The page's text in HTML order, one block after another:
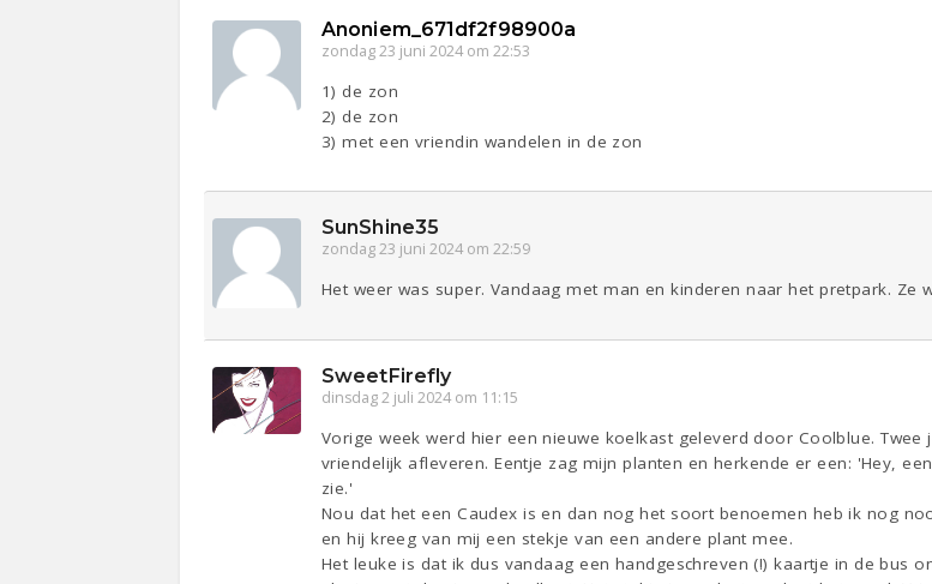
Anoniem_671df2f98900a
zondag 23 juni 2024 om 22:53
1) de zon
2) de zon
3) met een vriendin wandelen in de zon
SunShine35
zondag 23 juni 2024 om 22:59
Het weer was super. Vandaag met man en kinderen naar het pretpark. Ze
SweetFirefly
dinsdag 2 juli 2024 om 11:15
Vorige week werd hier een nieuwe koelkast geleverd door Coolblue.
vriendelijk afleveren. Eentje zag mijn planten en herkende er een: 'Hey,
zie.'
Nou dat het een Caudex is en dan nog het soort benoemen heb ik nog
en hij kreeg van mij een stekje van een andere plant mee.
Het leuke is dat ik dus vandaag een handgeschreven (!) kaartje in de bus